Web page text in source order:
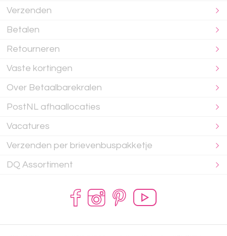
Verzenden
Betalen
Retourneren
Vaste kortingen
Over Betaalbarekralen
PostNL afhaallocaties
Vacatures
Verzenden per brievenbuspakketje
DQ Assortiment